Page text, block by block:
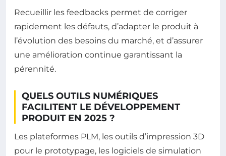
Recueillir les feedbacks permet de corriger
rapidement les défauts, d’adapter le produit à
l’évolution des besoins du marché, et d’assurer
une amélioration continue garantissant la
pérennité.
QUELS OUTILS NUMÉRIQUES
FACILITENT LE DÉVELOPPEMENT
PRODUIT EN 2025 ?
Les plateformes PLM, les outils d’impression 3D
pour le prototypage, les logiciels de simulation